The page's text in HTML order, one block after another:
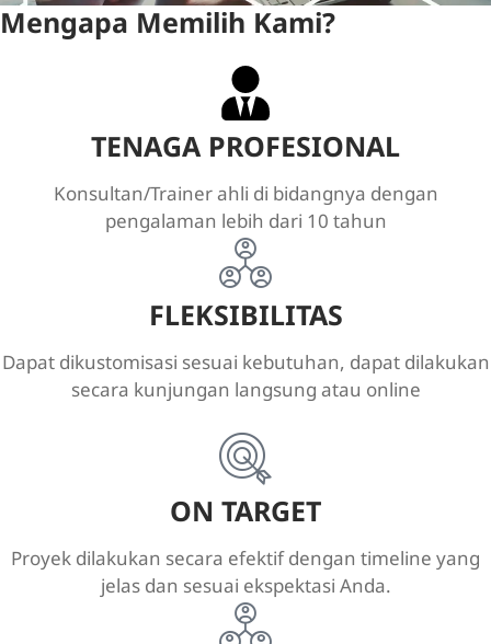
Mengapa Memilih Kami?
TENAGA PROFESIONAL
Konsultan/Trainer ahli di bidangnya dengan
pengalaman lebih dari 10 tahun
FLEKSIBILITAS
Dapat dikustomisasi sesuai kebutuhan, dapat dilakukan
secara kunjungan langsung atau online
ON TARGET
Proyek dilakukan secara efektif dengan timeline yang
jelas dan sesuai ekspektasi Anda.